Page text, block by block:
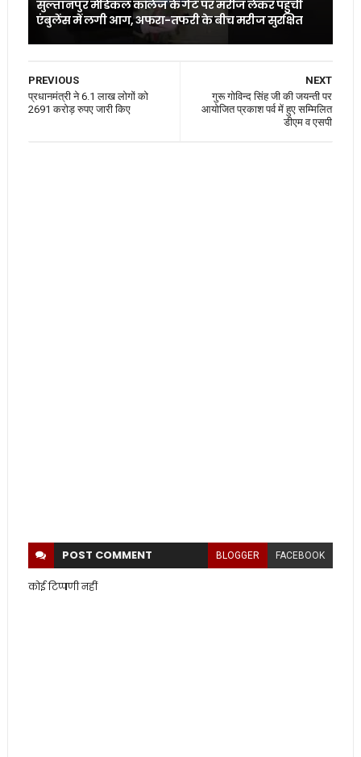
सुल्तानपुर मेडिकल कॉलेज के गेट पर मरीज लेकर पहुंची
एंबुलेंस में लगी आग, अफरा-तफरी के बीच मरीज सुरक्षित
NEXT
गुरू गोविन्द सिंह जी की जयन्ती पर
आयोजित प्रकाश पर्व में हुए सम्मिलित
डीएम व एसपी
PREVIOUS
प्रधानमंत्री ने 6.1 लाख लोगों को
2691 करोड़ रुपए जारी किए
POST COMMENT BLOGGER FACEBOOK
कोई टिप्पणी नहीं